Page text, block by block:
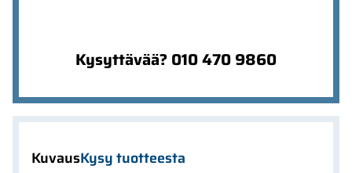
Kysyttävää? 010 470 9860
KuvausKysy tuotteesta